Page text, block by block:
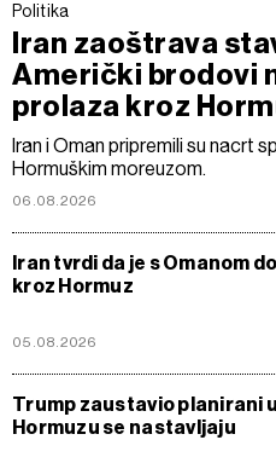
Politika
Iran zaoštrava
Američki brodovi
prolaza kroz
Iran i Oman pripremili su nacrt
Hormuškim moreuzom.
06.08.2026
Iran tvrdi da je s Omanom
kroz Hormuz
05.08.2026
Trump zaustavio planirani
Hormuzu se nastavljaju